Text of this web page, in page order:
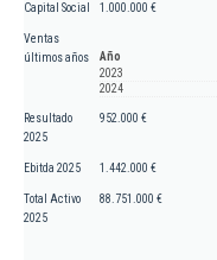
Capital Social 1.000.000 €
Ventas
últimos años
Año
2023
2024
Resultado
2025
952.000 €
Ebitda 2025 1.442.000 €
Total Activo
2025
88.751.000 €